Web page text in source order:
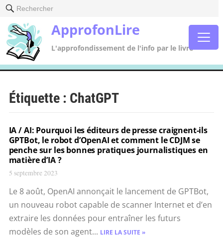
Rechercher
ApprofonLire
L'approfondissement de l'info par le livre
Étiquette : ChatGPT
IA / AI: Pourquoi les éditeurs de presse craignent-ils
GPTBot, le robot d’OpenAI et comment le CDJM se
penche sur les bonnes pratiques journalistiques en
matière d’IA ?
5 septembre 2023
Le 8 août, OpenAI annonçait le lancement de GPTBot,
un nouveau robot capable de scanner Internet et d’en
extraire les données pour entraîner les futurs
modèles de son agent... LIRE LA SUITE »